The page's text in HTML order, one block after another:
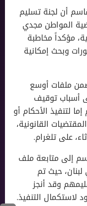
أن لجنة تسليم
المواطن مجدي
مؤكداً مخاطبة
وبحث إمكانية
ملفات أوسع
أسباب توقيف
لتنفيذ الأحكام أو
القانونية،
على تلغرام.
إلى متابعة ملف
حيث تم
وقد أنجز
التنفيذ.